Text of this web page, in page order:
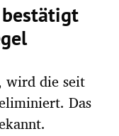
bestätigt
wird die seit
Das